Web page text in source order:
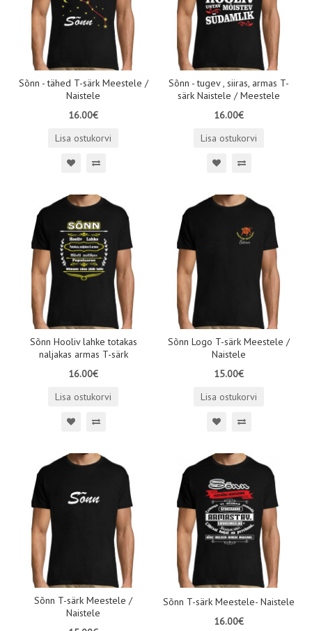
Sõnn - tähed T-särk Meestele /
Naistele
16.00€
Lisa ostukorvi
Sõnn - tugev , siiras, armas T-
särk Naistele / Meestele
16.00€
Lisa ostukorvi
Sõnn Hooliv lahke totakas
naljakas armas T-särk
16.00€
Lisa ostukorvi
Sõnn Logo T-särk Meestele /
Naistele
15.00€
Lisa ostukorvi
Sõnn T-särk Meestele /
Naistele
Sõnn T-särk Meestele- Naistele
16.00€